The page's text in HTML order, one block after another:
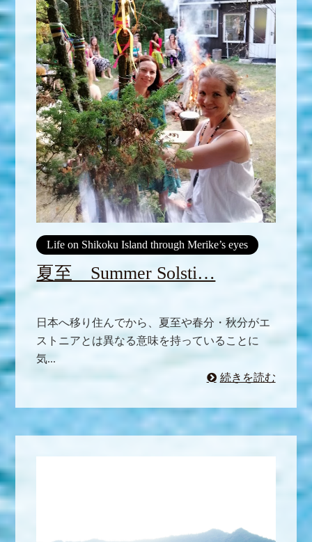
Life on Shikoku Island through Merike’s eyes
夏至 Summer Solsti…
日本へ移り住んでから、夏至や春分・秋分がエ
ストニアとは異なる意味を持っていることに
気...
続きを読む